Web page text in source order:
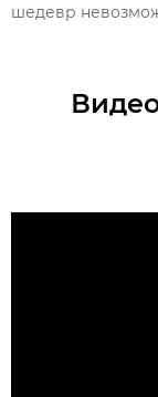
шедевр